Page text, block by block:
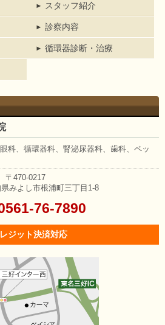
スタッフ紹介
診察内容
循環器診断・治療
科、 循環器科、腎泌尿器科、歯科、 ペッ
〒470-0217
みよし市根浦町三丁目1-8
76-7890
ジット決済対応